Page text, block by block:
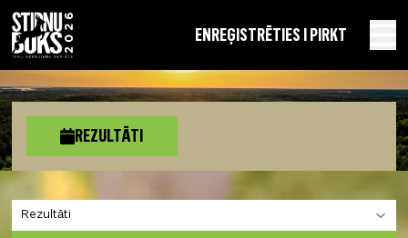
ENREĢISTRĒTIES I PIRKT
REZULTĀTI
Izvēlies sadaļu